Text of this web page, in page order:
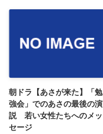
朝ドラ【あさが来た】「勉
強会」でのあさの最後の演
説 若い女性たちへのメッ
セージ